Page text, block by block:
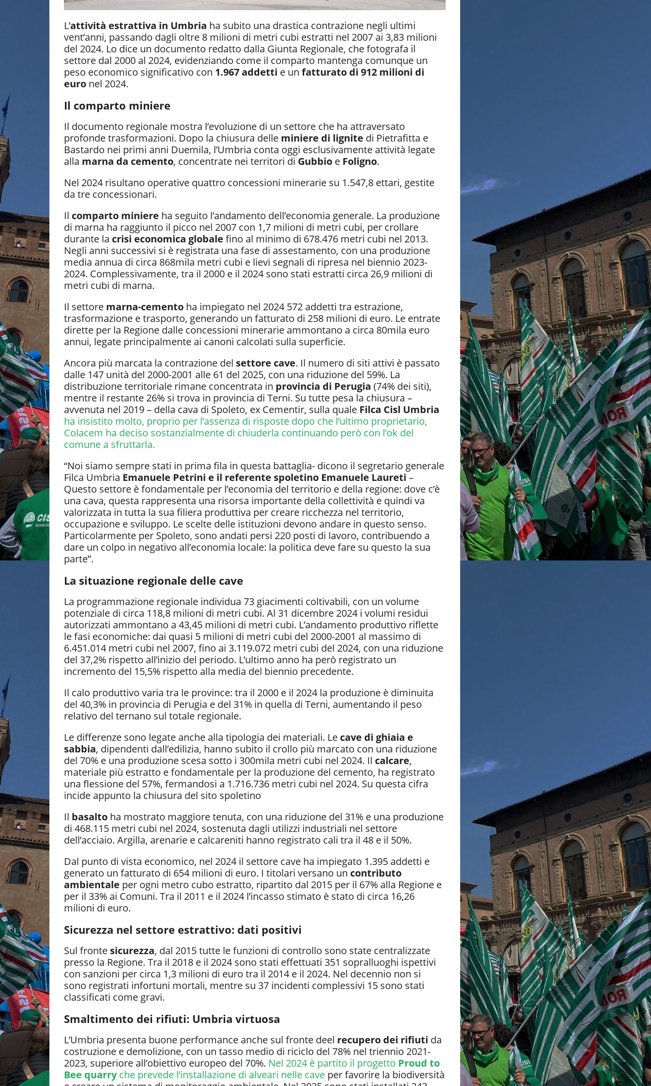
L’attività estrattiva in Umbria ha subito una drastica contrazione negli ultimi
vent’anni, passando dagli oltre 8 milioni di metri cubi estratti nel 2007 ai 3,83 milioni
del 2024. Lo dice un documento redatto dalla Giunta Regionale, che fotografa il
settore dal 2000 al 2024, evidenziando come il comparto mantenga comunque un
peso economico significativo con 1.967 addetti e un fatturato di 912 milioni di
euro nel 2024.
Il comparto miniere
Il documento regionale mostra l’evoluzione di un settore che ha attraversato
profonde trasformazioni. Dopo la chiusura delle miniere di lignite di Pietrafitta e
Bastardo nei primi anni Duemila, l’Umbria conta oggi esclusivamente attività legate
alla marna da cemento, concentrate nei territori di Gubbio e Foligno.
Nel 2024 risultano operative quattro concessioni minerarie su 1.547,8 ettari, gestite
da tre concessionari.
Il comparto miniere ha seguito l’andamento dell’economia generale. La produzione
di marna ha raggiunto il picco nel 2007 con 1,7 milioni di metri cubi, per crollare
durante la crisi economica globale fino al minimo di 678.476 metri cubi nel 2013.
Negli anni successivi si è registrata una fase di assestamento, con una produzione
media annua di circa 868mila metri cubi e lievi segnali di ripresa nel biennio 2023-
2024. Complessivamente, tra il 2000 e il 2024 sono stati estratti circa 26,9 milioni di
metri cubi di marna.
Il settore marna-cemento ha impiegato nel 2024 572 addetti tra estrazione,
trasformazione e trasporto, generando un fatturato di 258 milioni di euro. Le entrate
dirette per la Regione dalle concessioni minerarie ammontano a circa 80mila euro
annui, legate principalmente ai canoni calcolati sulla superficie.
Ancora più marcata la contrazione del settore cave. Il numero di siti attivi è passato
dalle 147 unità del 2000-2001 alle 61 del 2025, con una riduzione del 59%. La
distribuzione territoriale rimane concentrata in provincia di Perugia (74% dei siti),
mentre il restante 26% si trova in provincia di Terni. Su tutte pesa la chiusura –
avvenuta nel 2019 – della cava di Spoleto, ex Cementir, sulla quale Filca Cisl Umbria
ha insistito molto, proprio per l’assenza di risposte dopo che l’ultimo proprietario,
Colacem ha deciso sostanzialmente di chiuderla continuando però con l’ok del
comune a sfruttarla.
“Noi siamo sempre stati in prima fila in questa battaglia- dicono il segretario generale
Filca Umbria Emanuele Petrini e il referente spoletino Emanuele Laureti –
Questo settore è fondamentale per l’economia del territorio e della regione: dove c’è
una cava, questa rappresenta una risorsa importante della collettività e quindi va
valorizzata in tutta la sua filiera produttiva per creare ricchezza nel territorio,
occupazione e sviluppo. Le scelte delle istituzioni devono andare in questo senso.
Particolarmente per Spoleto, sono andati persi 220 posti di lavoro, contribuendo a
dare un colpo in negativo all’economia locale: la politica deve fare su questo la sua
parte”.
La situazione regionale delle cave
La programmazione regionale individua 73 giacimenti coltivabili, con un volume
potenziale di circa 118,8 milioni di metri cubi. Al 31 dicembre 2024 i volumi residui
autorizzati ammontano a 43,45 milioni di metri cubi. L’andamento produttivo riflette
le fasi economiche: dai quasi 5 milioni di metri cubi del 2000-2001 al massimo di
6.451.014 metri cubi nel 2007, fino ai 3.119.072 metri cubi del 2024, con una riduzione
del 37,2% rispetto all’inizio del periodo. L’ultimo anno ha però registrato un
incremento del 15,5% rispetto alla media del biennio precedente.
Il calo produttivo varia tra le province: tra il 2000 e il 2024 la produzione è diminuita
del 40,3% in provincia di Perugia e del 31% in quella di Terni, aumentando il peso
relativo del ternano sul totale regionale.
Le differenze sono legate anche alla tipologia dei materiali. Le cave di ghiaia e
sabbia, dipendenti dall’edilizia, hanno subito il crollo più marcato con una riduzione
del 70% e una produzione scesa sotto i 300mila metri cubi nel 2024. Il calcare,
materiale più estratto e fondamentale per la produzione del cemento, ha registrato
una flessione del 57%, fermandosi a 1.716.736 metri cubi nel 2024. Su questa cifra
incide appunto la chiusura del sito spoletino
Il basalto ha mostrato maggiore tenuta, con una riduzione del 31% e una produzione
di 468.115 metri cubi nel 2024, sostenuta dagli utilizzi industriali nel settore
dell’acciaio. Argilla, arenarie e calcareniti hanno registrato cali tra il 48 e il 50%.
Dal punto di vista economico, nel 2024 il settore cave ha impiegato 1.395 addetti e
generato un fatturato di 654 milioni di euro. I titolari versano un contributo
ambientale per ogni metro cubo estratto, ripartito dal 2015 per il 67% alla Regione e
per il 33% ai Comuni. Tra il 2011 e il 2024 l’incasso stimato è stato di circa 16,26
milioni di euro.
Sicurezza nel settore estrattivo: dati positivi
Sul fronte sicurezza, dal 2015 tutte le funzioni di controllo sono state centralizzate
presso la Regione. Tra il 2018 e il 2024 sono stati effettuati 351 sopralluoghi ispettivi
con sanzioni per circa 1,3 milioni di euro tra il 2014 e il 2024. Nel decennio non si
sono registrati infortuni mortali, mentre su 37 incidenti complessivi 15 sono stati
classificati come gravi.
Smaltimento dei rifiuti: Umbria virtuosa
L’Umbria presenta buone performance anche sul fronte deel recupero dei rifiuti da
costruzione e demolizione, con un tasso medio di riciclo del 78% nel triennio 2021-
2023, superiore all’obiettivo europeo del 70%. Nel 2024 è partito il progetto Proud to
Bee quarryche prevede l’installazione di alveari nelle cave per favorire la biodiversità